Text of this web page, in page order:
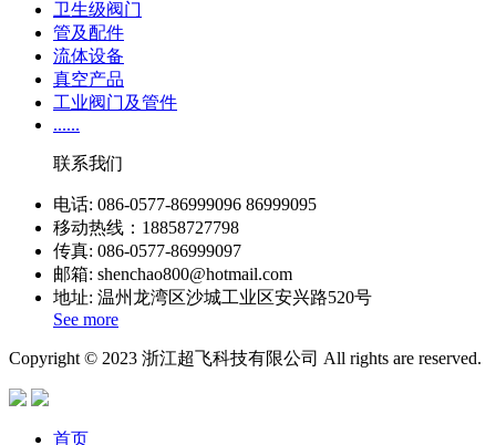
卫生级阀门
管及配件
流体设备
真空产品
工业阀门及管件
......
联系我们
电话: 086-0577-86999096 86999095
移动热线：18858727798
传真: 086-0577-86999097
邮箱: shenchao800@hotmail.com
地址: 温州龙湾区沙城工业区安兴路520号
See more
Copyright © 2023 浙江超飞科技有限公司 All rights are reserved.
首页